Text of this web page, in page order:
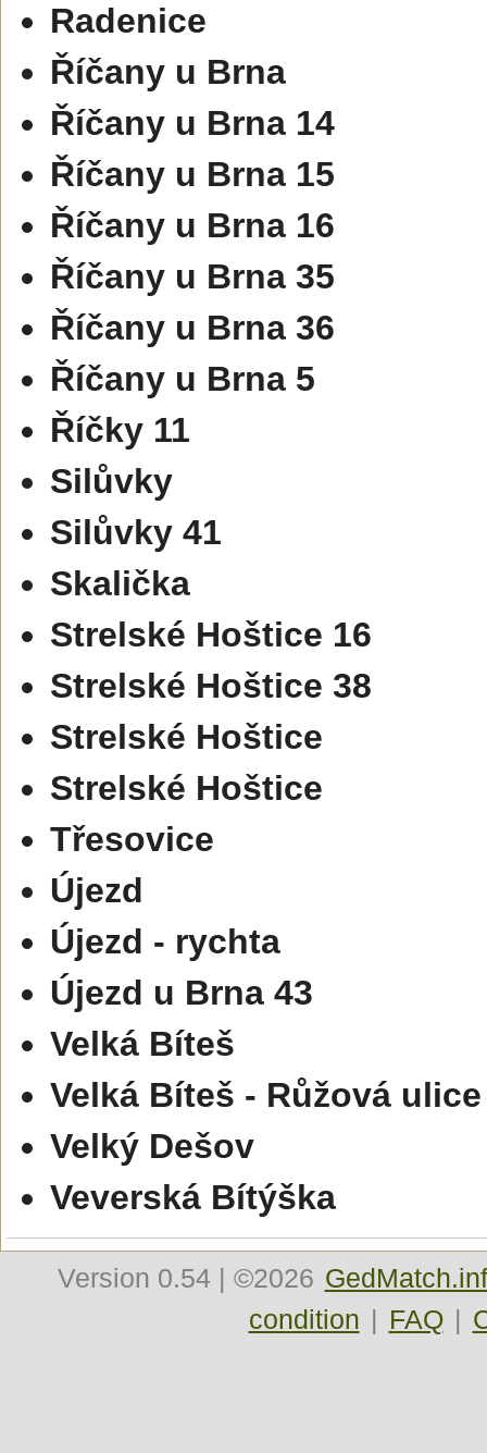
Radenice
Říčany u Brna
Říčany u Brna 14
Říčany u Brna 15
Říčany u Brna 16
Říčany u Brna 35
Říčany u Brna 36
Říčany u Brna 5
Říčky 11
Silůvky
Silůvky 41
Skalička
Strelské Hoštice 16
Strelské Hoštice 38
Strelské Hoštice
Strelské Hoštice
Třesovice
Újezd
Újezd - rychta
Újezd u Brna 43
Velká Bíteš
Velká Bíteš - Růžová
Velký Dešov
Veverská Bítýška
Version 0.54 | ©2026
condition | FAQ |